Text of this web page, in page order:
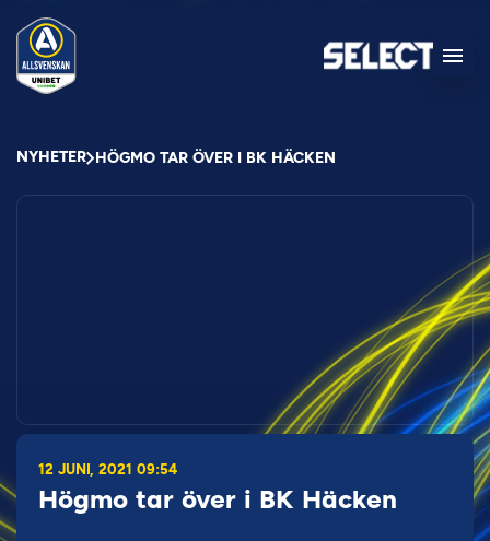
NYHETER HÖGMO TAR ÖVER I BK HÄCKEN
12 JUNI, 2021 09:54
Högmo tar över i BK Häcken